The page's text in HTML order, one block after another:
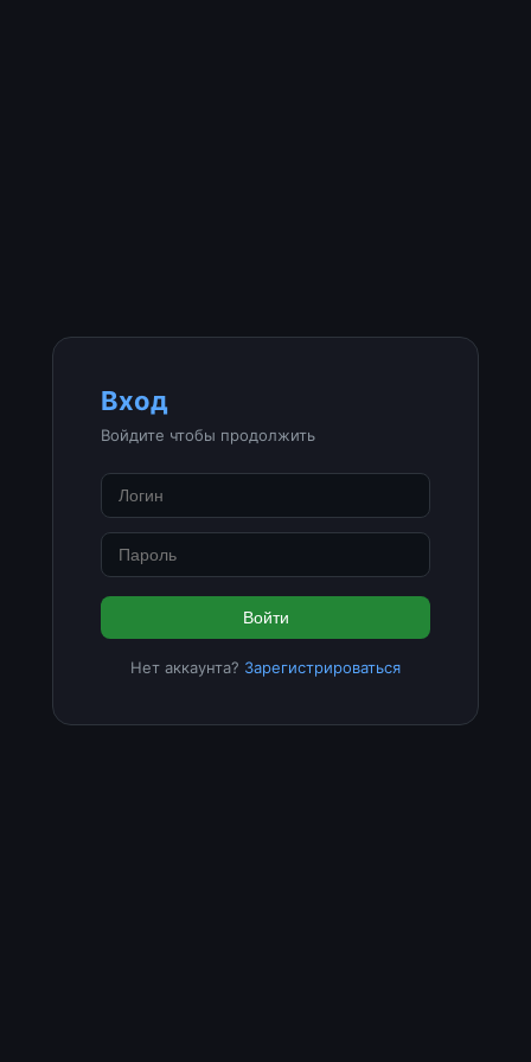
Вход
Войдите чтобы продолжить
Войти
Нет аккаунта? Зарегистрироваться